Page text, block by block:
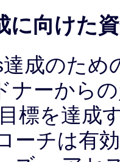
に向けた
達成のた
ナーから
標を達成
ーチは有